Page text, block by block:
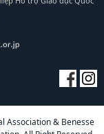
Association & Benesse